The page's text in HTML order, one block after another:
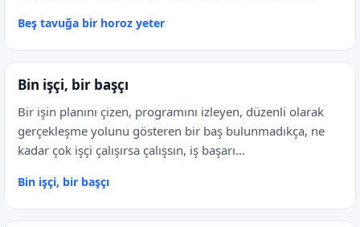
Beş tavuğa bir horoz yeter
Bin işçi, bir başçı
Bir işin planını çizen, programını izleyen, düzenli olarak
gerçekleşme yolunu gösteren bir baş bulunmadıkça, ne
kadar çok işçi çalışırsa çalışsın, iş başarı...
Bin işçi, bir başçı